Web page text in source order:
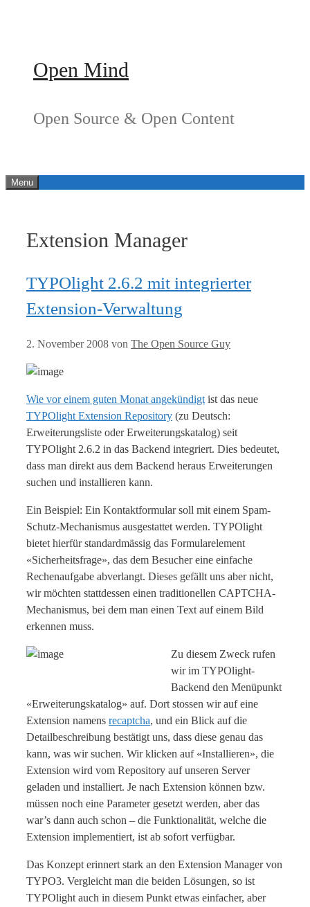
Open Mind
Open Source & Open Content
Menu
Extension Manager
TYPOlight 2.6.2 mit integrierter
Extension-Verwaltung
2. November 2008 von The Open Source Guy
Wie vor einem guten Monat angekündigt ist das neue
TYPOlight Extension Repository (zu Deutsch:
Erweiterungsliste oder Erweiterungskatalog) seit
TYPOlight 2.6.2 in das Backend integriert. Dies bedeutet,
dass man direkt aus dem Backend heraus Erweiterungen
suchen und installieren kann.
Ein Beispiel: Ein Kontaktformular soll mit einem Spam-
Schutz-Mechanismus ausgestattet werden. TYPOlight
bietet hierfür standardmässig das Formularelement
«Sicherheitsfrage», das dem Besucher eine einfache
Rechenaufgabe abverlangt. Dieses gefällt uns aber nicht,
wir möchten stattdessen einen traditionellen CAPTCHA-
Mechanismus, bei dem man einen Text auf einem Bild
erkennen muss.
Zu diesem Zweck rufen
wir im TYPOlight-
Backend den Menüpunkt
«Erweiterungskatalog» auf. Dort stossen wir auf eine
Extension namens recaptcha, und ein Blick auf die
Detailbeschreibung bestätigt uns, dass diese genau das
kann, was wir suchen. Wir klicken auf «Installieren», die
Extension wird vom Repository auf unseren Server
geladen und installiert. Je nach Extension können bzw.
müssen noch eine Parameter gesetzt werden, aber das
war’s dann auch schon – die Funktionalität, welche die
Extension implementiert, ist ab sofort verfügbar.
Das Konzept erinnert stark an den Extension Manager von
TYPO3. Vergleicht man die beiden Lösungen, so ist
TYPOlight auch in diesem Punkt etwas einfacher, aber